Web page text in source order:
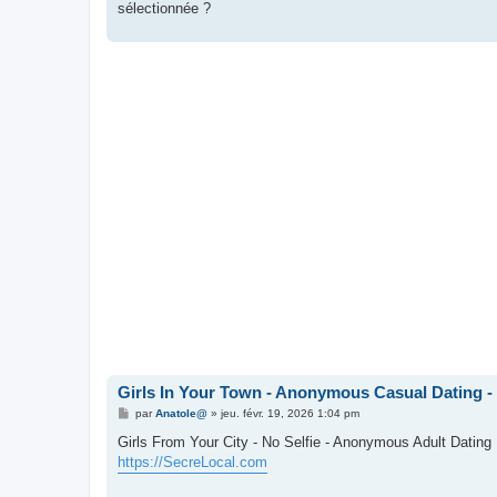
sélectionnée ?
Girls In Your Town - Anonymous Casual Dating -
M
s
a
parAnatole@» jeu. févr. 19, 2026 1:04 pm
Girls From Your City - No Selfie - Anonymous Adult Dating
https://SecreLocal.com